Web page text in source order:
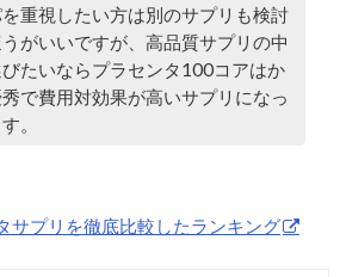
重視したい方は別のサプリも検討
うがいいですが、高品質サプリの中
たいならプラセンタ100コアはか
で費用対効果が高いサプリになっ
。
サプリを徹底比較したランキング